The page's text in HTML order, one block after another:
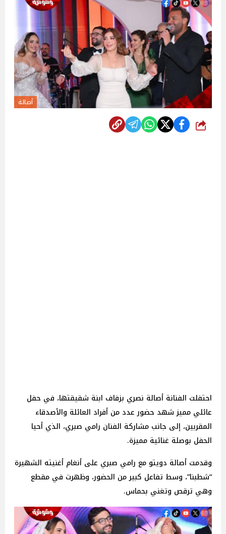
أصالة
شارك
احتفلت الفنانة أصالة نصري بزفاف ابنة شقيقتها، في حفل
عائلي مميز شهد حضور عدد من أفراد العائلة والأصدقاء
المقربين، إلى جانب مشاركة الفنان رامي صبري، الذي أحيا
الحفل بوصلة غنائية مميزة.
وقدمت أصالة دويتو مع رامي صبري على أنغام أغنيته الشهيرة
“شطبنا”، وسط تفاعل كبير من الحضور، وظهرت في مقطع
وهي ترقص وتغني بحماس.